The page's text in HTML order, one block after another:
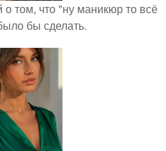
том, что "ну маникюр то всё
бы сделать.